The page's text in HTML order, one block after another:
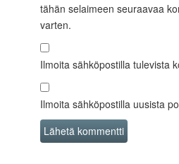
tähän selaimeen seuraavaa
varten.
Ilmoita sähköpostilla tulevista
Ilmoita sähköpostilla uusista